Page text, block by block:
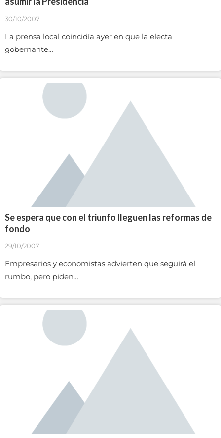
30/10/2007
La prensa local coincidía ayer en que la electa
gobernante…
Se espera que con el triunfo lleguen las reformas de
fondo
29/10/2007
Empresarios y economistas advierten que seguirá el
rumbo, pero piden…